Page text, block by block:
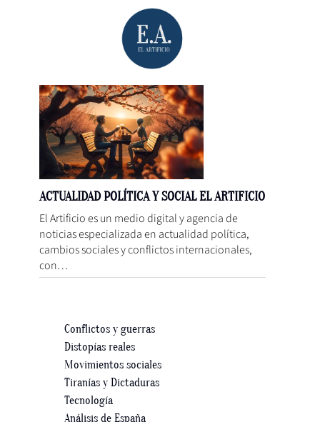
ACTUALIDAD POLÍTICA Y SOCIAL EL ARTIFICIO
El Artificio es un medio digital y agencia de
noticias especializada en actualidad política,
cambios sociales y conflictos internacionales,
con…
Conflictos y guerras
Distopías reales
Movimientos sociales
Tiranías y Dictaduras
Tecnología
Análisis de España